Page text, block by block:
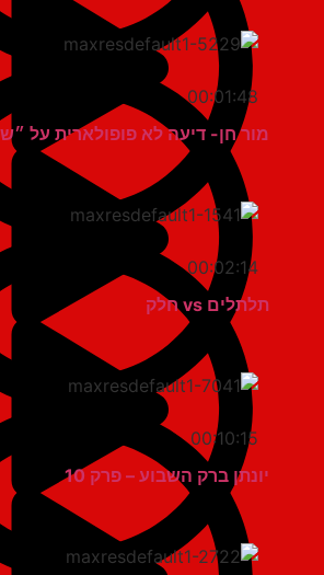
00:01:48
מור חן- דיעה לא פופולארית על ״שלגייה״
00:02:14
תלתלים vs חלק
00:10:15
יונתן ברק השבוע – פרק 10